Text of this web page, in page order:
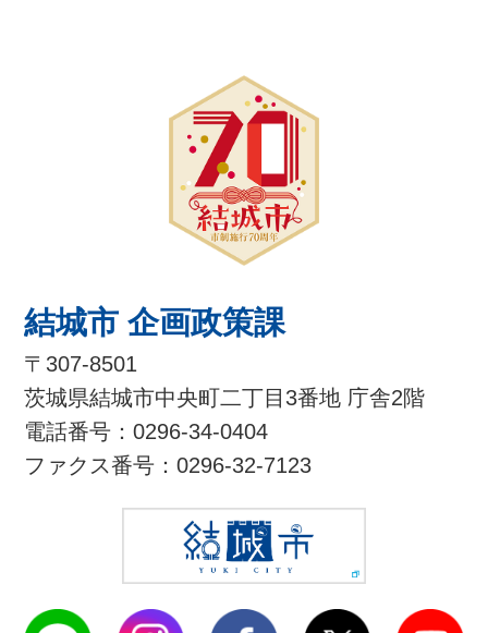
結城市 企画政策課
〒307-8501
茨城県結城市中央町二丁目3番地 庁舎2階
電話番号：0296-34-0404
ファクス番号：0296-32-7123
結城市公式LINE結城市公式Instagram結城市公式Facebook
結城市公式